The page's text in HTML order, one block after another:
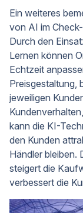
Ein weiteres
von AI im
Durch den
Lernen können
Echtzeit
Preisgestaltung,
jeweiligen
kann die KI-
den Kunden
Händler bleiben.
steigert die
verbessert die